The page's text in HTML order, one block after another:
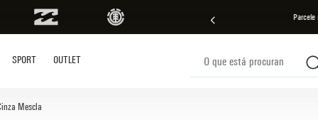
em até 10x sem juros! Aproveite! Parcele
SPORT OUTLET
Mescla